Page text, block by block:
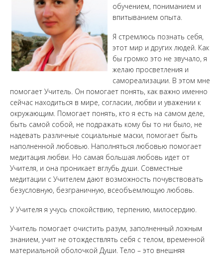
обучением, пониманием и
впитыванием опыта.
Я стремлюсь познать себя,
этот мир и других людей. Как
бы громко это не звучало, я
желаю просветления и
самореализации. В этом мне
помогает Учитель. Он помогает понять, как важно именно
сейчас находиться в мире, согласии, любви и уважении к
окружающим. Помогает понять, кто я есть на самом деле,
быть самой собой, не подражать кому бы то ни было, не
надевать различные социальные маски, помогает быть
наполненной любовью. Наполняться любовью помогает
медитация любви. Но самая большая любовь идет от
Учителя, и она проникает вглубь души. Совместные
медитации с Учителем дают возможность почувствовать
безусловную, безграничную, всеобъемлющую любовь.
У Учителя я учусь спокойствию, терпению, милосердию.
Учитель помогает очистить разум, заполненный ложным
знанием, учит не отождествлять себя с телом, временной
материальной оболочкой Души. Тело – это внешняя